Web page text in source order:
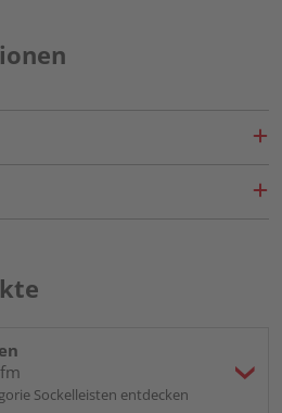
Sockelleisten entdecken